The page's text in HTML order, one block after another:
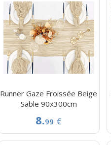
Runner Gaze Froissée Beige
Sable 90x300cm
8.99 €